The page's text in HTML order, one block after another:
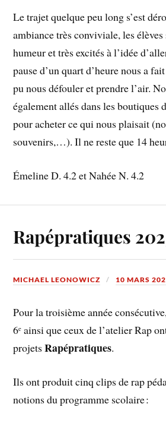
Le trajet quelque peu long s’est
ambiance très conviviale, les
humeur et très excités à l’idée
pause d’un quart d’heure nous a
pu nous défouler et prendre l’air.
également allés dans les boutiques
pour acheter ce qui nous plaisait
souvenirs,…). Il ne reste que 14
Émeline D. 4.2 et Nahée N. 4.2
Rapépratiques
MICHAEL LEONOWICZ 10 MARS
Pour la troisième année
6ᵉ ainsi que ceux de l’atelier Rap
projetsRapépratiques.
Ils ont produit cinq clips de rap
notions du programme scolaire :